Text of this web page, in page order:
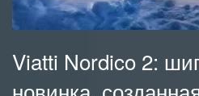
Viatti Nordico 2: